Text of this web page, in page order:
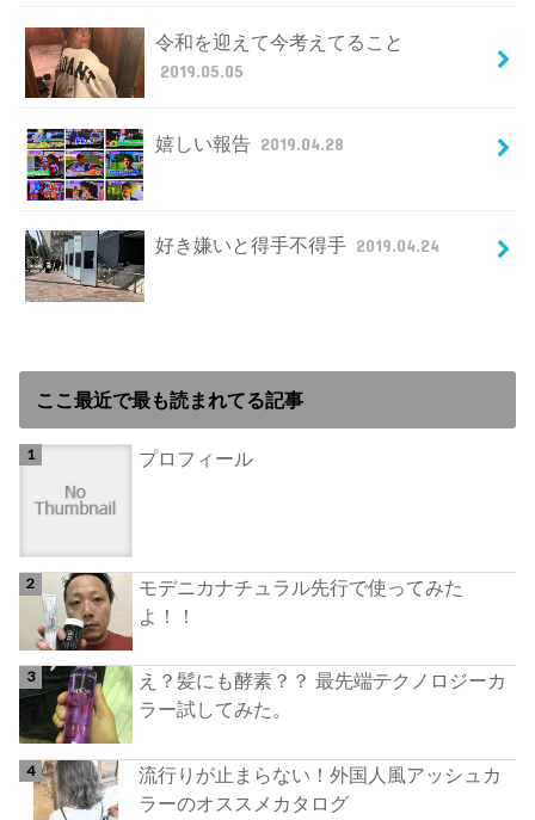
令和を迎えて今考えてること
2019.05.05
嬉しい報告 2019.04.28
好き嫌いと得手不得手 2019.04.24
ここ最近で最も読まれてる記事
プロフィール
モデニカナチュラル先行で使ってみた
よ！！
え？髪にも酵素？？ 最先端テクノロジーカ
ラー試してみた。
流行りが止まらない！外国人風アッシュカ
ラーのオススメカタログ